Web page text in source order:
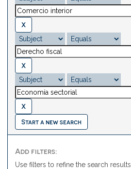
Start a new search
Add filters:
Use filters to refine the search results.